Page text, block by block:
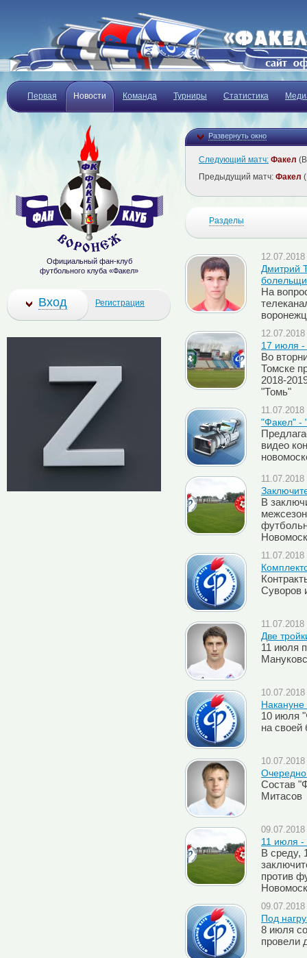
Первая Новости Команда Турниры Статистика
Развернуть окно
Следующий матч: Факел
Предыдущий матч: Факел
Разделы
Дмитрий
На
17 июля -
Во
Томске
2018-
"Томь"
"Факел" -
видео
В
Суворов
Две
11 июля
Накануне
10 июля
на своей
Cостав
Митасов
11 июля -
В среду,
против
Под
8 июля
провели
Официальный фан-клуб
футбольного клуба «Факел»
Вход Регистрация